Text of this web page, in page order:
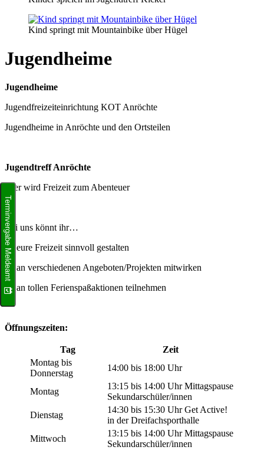
Kind springt mit Mountainbike über Hügel
Jugendheime
Jugendheime
Jugendfreizeiteinrichtung KOT Anröchte
Jugendheime in Anröchte und den Ortsteilen
Jugendtreff Anröchte
Hier wird Freizeit zum Abenteuer
Bei uns könnt ihr…
… eure Freizeit sinnvoll gestalten
… an verschiedenen Angeboten/Projekten mitwirken
… an tollen Ferienspaßaktionen teilnehmen
Öffnungszeiten:
Tag
Zeit
Montag bis
Donnerstag
14:00 bis 18:00 Uhr
Montag
13:15 bis 14:00 Uhr Mittagspause
Sekundarschüler/innen
Dienstag
14:30 bis 15:30 Uhr Get Active!
in der Dreifachsporthalle
Mittwoch
13:15 bis 14:00 Uhr Mittagspause
Sekundarschüler/innen
Terminvergabe Meldeamt